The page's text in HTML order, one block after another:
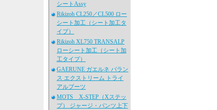
シートAssy
Rikizoh CL250／CL500 ロー
シート加工（シート加工タ
イプ）
Rikizoh XL750 TRANSALP
ローシート加工（シート加
工タイプ）
GAERUNE ガエルネ バラン
ス エクストリーム トライ
アルブーツ
MOTS X-STEP（Xステッ
プ） ジャージ・パンツ上下